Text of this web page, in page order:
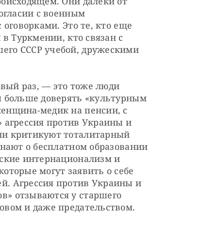
с военным
Это те, кто еще
Туркмении, кто связан с
СССР учебой, дружескими
раз, — это тоже люди
доверять «культурным
медик на пенсии, с
против Украины и
критикуют тоталитарный
о бесплатном образовании
интернационализм и
могут заявить о себе
Агрессия против Украины и
отзываются у старшего
и даже предательством.